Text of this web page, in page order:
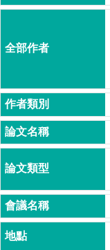
本
介
所
成
員
博
士
班
碩
士
班